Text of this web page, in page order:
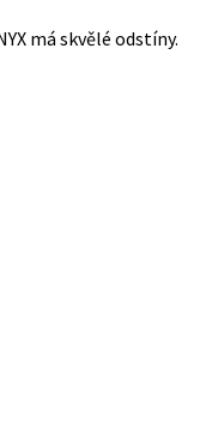
má skvělé odstíny.